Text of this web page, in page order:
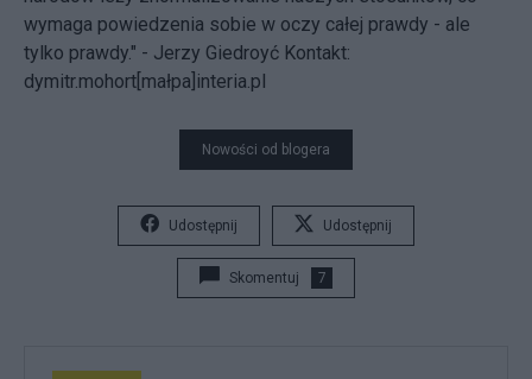
wymaga powiedzenia sobie w oczy całej prawdy - ale
tylko prawdy." - Jerzy Giedroyć Kontakt:
dymitr.mohort[małpa]interia.pl
Nowości od blogera
Udostępnij Udostępnij
Skomentuj 7